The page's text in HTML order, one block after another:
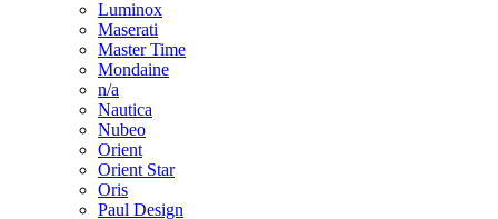
Luminox
Maserati
Master Time
Mondaine
n/a
Nautica
Nubeo
Orient
Orient Star
Oris
Paul Design